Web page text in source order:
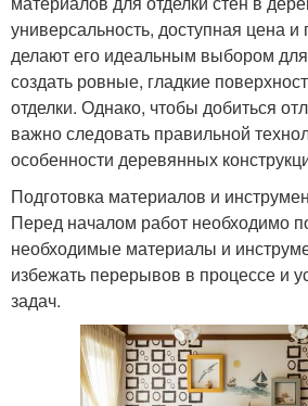
универсальность, доступная цена
делают его идеальным выбором для
создать ровные, гладкие
отделки. Однако, чтобы добиться
важно следовать правильной
особенности деревянных
Подготовка материалов и
Перед началом работ необходимо
необходимые материалы и
избежать перерывов в процессе и
задач.